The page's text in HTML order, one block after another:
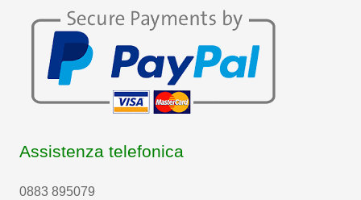
Assistenza telefonica
0883 895079